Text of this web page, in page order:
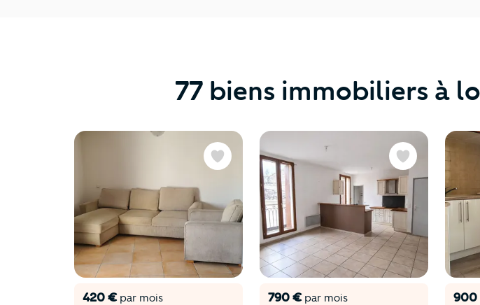
77 biens immobiliers à
420 €par mois
Favoris
790 €par mois
Favoris
900